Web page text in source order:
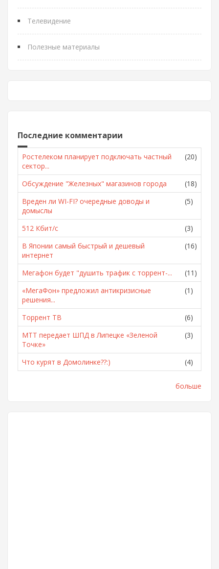
Телевидение
Полезные материалы
Последние комментарии
Ростелеком планирует подключать частный
сектор...
(20)
Обсуждение "Железных" магазинов города
(18)
Вреден ли WI-FI? очередные доводы и
домыслы
(5)
512 Кбит/с
(3)
В Японии самый быстрый и дешевый
интернет
(16)
Мегафон будет "душить трафик с торрент-...
(11)
«МегаФон» предложил антикризисные
решения...
(1)
Торрент ТВ
(6)
МТТ передает ШПД в Липецке «Зеленой
Точке»
(3)
Что курят в Домолинке??:) (4)
больше